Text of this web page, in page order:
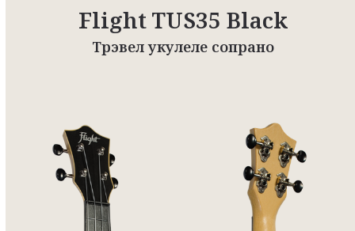
Flight TUS35 Black
Трэвел укулеле сопрано